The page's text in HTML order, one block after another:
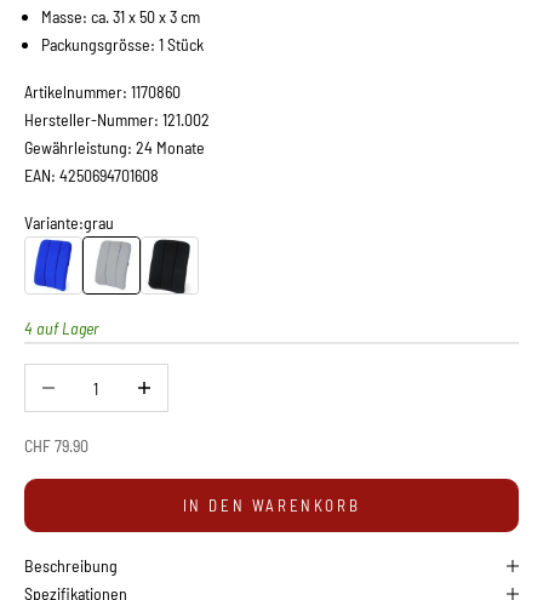
Masse: ca. 31 x 50 x 3 cm
Packungsgrösse: 1 Stück
Artikelnummer: 1170860
Hersteller-Nummer: 121.002
Gewährleistung: 24 Monate
EAN: 4250694701608
Variante:grau
Sissel DorsaBack-Car
Sissel DorsaBack-CarSissel DorsaBack-Car
4 auf Lager
Anzahl erhöhen
Angebot
CHF 79.90
IN DEN WARENKORB
Beschreibung
Spezifikationen